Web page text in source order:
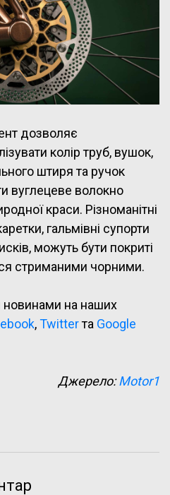
дозволяє
колір труб, вушок,
штиря та ручок
вуглецеве волокно
краси. Різноманітні
гальмівні супорти
можуть бути покриті
стриманими чорними.
новинами на наших
,Twitterта Google
Джерело:Motor1